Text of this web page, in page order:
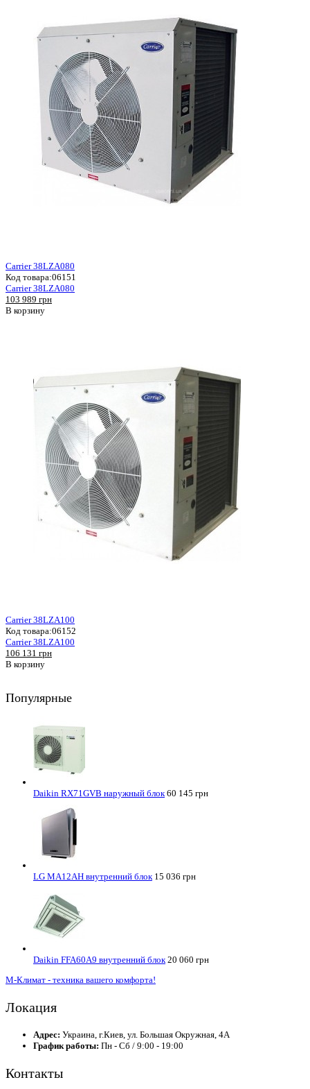
Carrier 38LZA080
Код товара:06151
Carrier 38LZA080
103 989 грн
В корзину
Carrier 38LZA100
Код товара:06152
Carrier 38LZA100
106 131 грн
В корзину
Популярные
Daikin RX71GVB наружный блок 60 145 грн
LG MA12AH внутренний блок 15 036 грн
Daikin FFA60A9 внутренний блок 20 060 грн
М-Климат - техника вашего комфорта!
Локация
Адрес: Украина, г.Киев, ул. Большая Окружная, 4А
График работы: Пн - Сб / 9:00 - 19:00
Контакты